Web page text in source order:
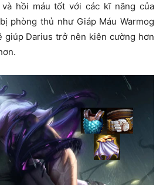
hồi máu tốt với các kĩ năng của
phòng thủ như Giáp Máu Warmog
giúp Darius trở nên kiên cường hơn